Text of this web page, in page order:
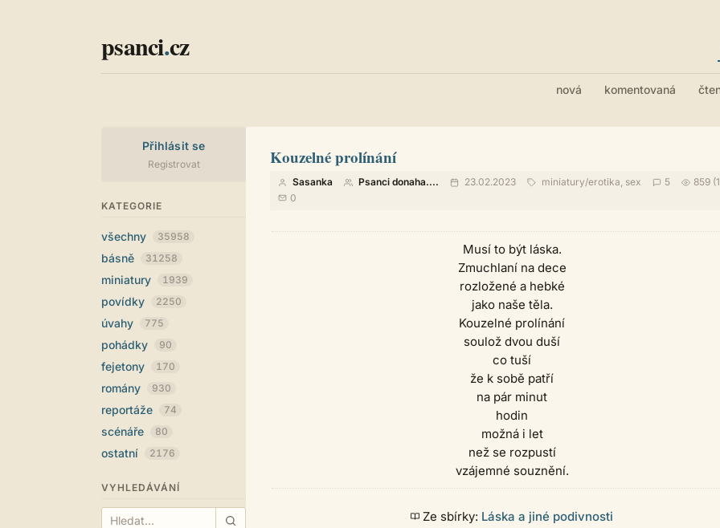
psanci.cz
nová komentovaná
Přihlásit se
Registrovat
KATEGORIE
všechny 35958
básně 31258
miniatury 1939
povídky 2250
úvahy 775
pohádky 90
fejetony 170
romány 930
reportáže 74
scénáře 80
ostatní 2176
VYHLEDÁVÁNÍ
Kouzelné prolínání
Sasanka Psanci donaha.... 23.02.2023 miniatury/erotika, sex 5
859
0
Musí to být láska.
Zmuchlaní na dece
rozložené a hebké
jako naše těla.
Kouzelné prolínání
soulož dvou duší
co tuší
že k sobě patří
na pár minut
hodin
možná i let
než se rozpustí
vzájemné souznění.
Ze sbírky: Láska a jiné podivnosti